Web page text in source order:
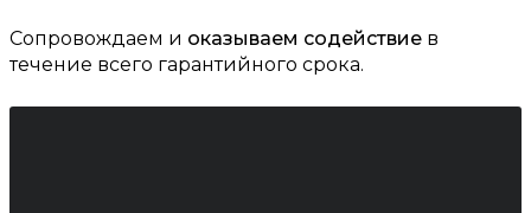
Сопровождаем и оказываем содействие в
течение всего гарантийного срока.